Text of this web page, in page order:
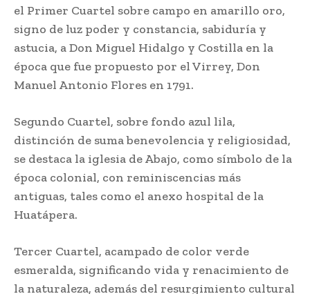
el Primer Cuartel sobre campo en amarillo oro,
signo de luz poder y constancia, sabiduría y
astucia, a Don Miguel Hidalgo y Costilla en la
época que fue propuesto por el Virrey, Don
Manuel Antonio Flores en 1791.
Segundo Cuartel, sobre fondo azul lila,
distinción de suma benevolencia y religiosidad,
se destaca la iglesia de Abajo, como símbolo de la
época colonial, con reminiscencias más
antiguas, tales como el anexo hospital de la
Huatápera.
Tercer Cuartel, acampado de color verde
esmeralda, significando vida y renacimiento de
la naturaleza, además del resurgimiento cultural